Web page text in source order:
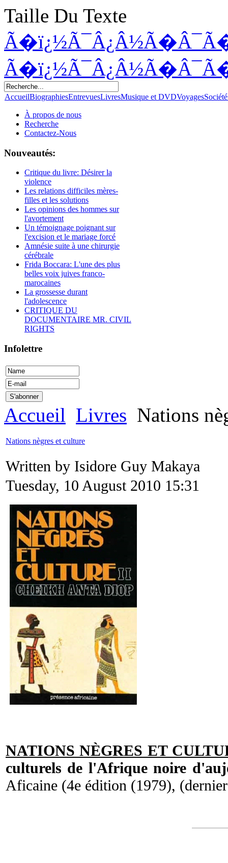
Taille Du Texte
AccueilBiographiesEntrevuesLivresMusique et DVDVoyagesSociété
À propos de nous
Recherche
Contactez-Nous
Nouveautés:
Critique du livre: Désirer la
violence
Les relations difficiles mères-
filles et les solutions
Les opinions des hommes sur
l'avortement
Un témoignage poignant sur
l'excision et le mariage forcé
Amnésie suite à une chirurgie
cérébrale
Frida Boccara: L'une des plus
belles voix juives franco-
marocaines
La grossesse durant
l'adolescence
CRITIQUE DU
DOCUMENTAIRE MR. CIVIL
RIGHTS
Infolettre
Accueil Livres Nations
Nations nègres et culture
Written by Isidore Guy Makaya
Tuesday, 10 August 2010 15:31
NATIONS NÈGRES ET
culturels de l'Afrique noire
Aficaine (4e édition (1979),